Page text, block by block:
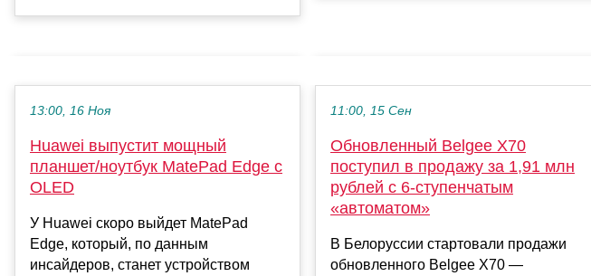
13:00, 16 Ноя
Huawei выпустит мощный
планшет/ноутбук MatePad Edge с
OLED
У Huawei скоро выйдет MatePad
Edge, который, по данным
инсайдеров, станет устройством
11:00, 15 Сен
Обновленный Belgee X70
поступил в продажу за 1,91 млн
рублей с 6-ступенчатым
«автоматом»
В Белоруссии стартовали продажи
обновленного Belgee X70 —